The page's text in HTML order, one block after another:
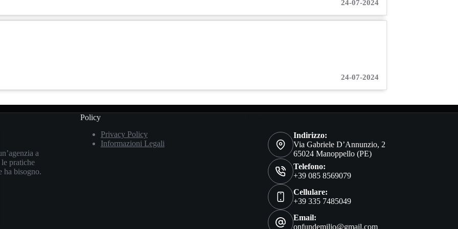
24-07-2024
24-07-2024
a
pratiche
ha bisogno.
Policy
Privacy Policy
Informazioni Legali
Indirizzo:
Via Gabriele D’Annunzio, 2
65024 Manoppello (PE)
Telefono:
+39 085 8569079
Cellulare:
+39 335 7485049
Email:
onfundemilio@gmail.com